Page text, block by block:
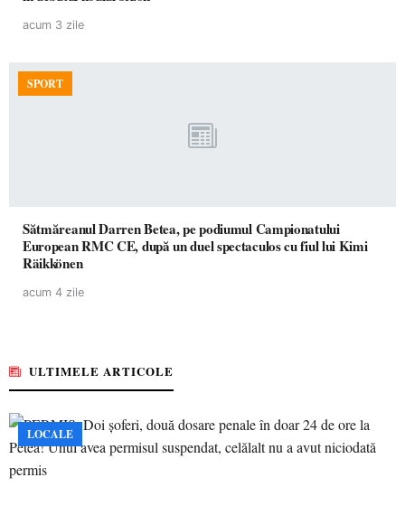
acum 3 zile
SPORT
Sătmăreanul Darren Betea, pe podiumul Campionatului
European RMC CE, după un duel spectaculos cu fiul lui Kimi
Räikkönen
acum 4 zile
ULTIMELE ARTICOLE
LOCALE